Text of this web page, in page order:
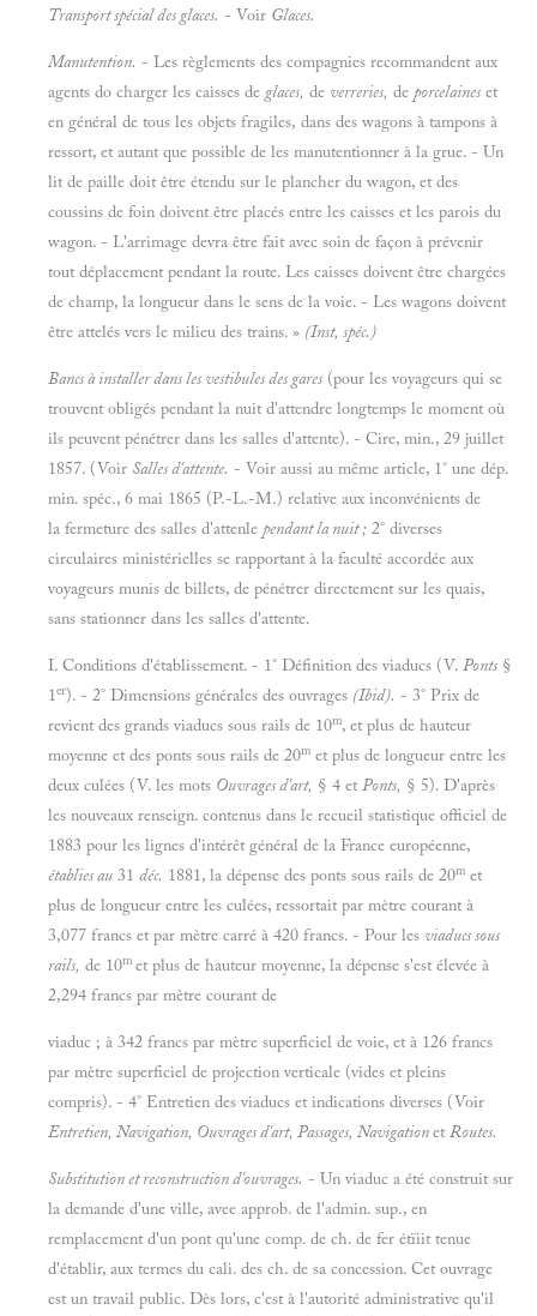
Transport spécial des glaces. - Voir Glaces.
Manutention. - Les règlements des compagnies recommandent aux
agents do charger les caisses de glaces, de verreries, de porcelaines et
en général de tous les objets fragiles, dans des wagons à tampons à
ressort, et autant que possible de les manutentionner à la grue. - Un
lit de paille doit être étendu sur le plancher du wagon, et des
coussins de foin doivent être placés entre les caisses et les parois du
wagon. - L'arrimage devra être fait avec soin de façon à prévenir
tout déplacement pendant la route. Les caisses doivent être chargées
de champ, la longueur dans le sens de la voie. - Les wagons doivent
être attelés vers le milieu des trains. » (Inst, spéc.)
Bancs à installer dans les vestibules des gares (pour les voyageurs qui se
trouvent obligés pendant la nuit d'attendre longtemps le moment où
ils peuvent pénétrer dans les salles d'attente). - Cire, min., 29 juillet
1857. (Voir Salles d'attente. - Voir aussi au même article, 1° une dép.
min. spéc., 6 mai 1865 (P.-L.-M.) relative aux inconvénients de
la fermeture des salles d'attenle pendant la nuit ; 2° diverses
circulaires ministérielles se rapportant à la faculté accordée aux
voyageurs munis de billets, de pénétrer directement sur les quais,
sans stationner dans les salles d'attente.
I. Conditions d'établissement. - 1° Définition des viaducs (V. Ponts §
1er). - 2° Dimensions générales des ouvrages (Ibid). - 3° Prix de
revient des grands viaducs sous rails de 10m, et plus de hauteur
moyenne et des ponts sous rails de 20m et plus de longueur entre les
deux culées (V. les mots Ouvrages d'art, § 4 etPonts, § 5). D'après
les nouveaux renseign. contenus dans le recueil statistique officiel de
1883 pour les lignes d'intérêt général de la France européenne,
établies au 31 déc. 1881, la dépense des ponts sous rails de 20m et
plus de longueur entre les culées, ressortait par mètre courant à
3,077 francs et par mètre carré à 420 francs. - Pour les viaducs sous
rails, de 10m et plus de hauteur moyenne, la dépense s'est élevée à
2,294 francs par mètre courant de
viaduc ; à 342 francs par mètre superficiel de voie, et à 126 francs
par mètre superficiel de projection verticale (vides et pleins
compris). - 4° Entretien des viaducs et indications diverses (Voir
Entretien, Navigation, Ouvrages d'art, Passages, NavigationetRoutes.
Substitution et reconstruction d'ouvrages. - Un viaduc a été construit sur
la demande d'une ville, avee approb. de l'admin. sup., en
remplacement d'un pont qu'une comp. de ch. de fer étïiit tenue
d'établir, aux termes du cali. des ch. de sa concession. Cet ouvrage
est un travail public. Dès lors, c'est à l'autorité administrative qu'il